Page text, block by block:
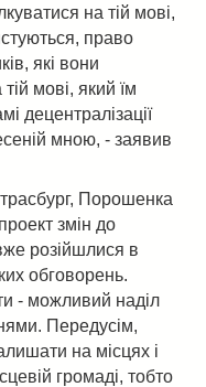
на тій мові,
право
які вони
мові, який їм
децентралізації
мною, - заявив
Порошенка
змін до
розійшлися в
обговорень.
- можливий наділ
Передусім,
на місцях і
громаді, тобто